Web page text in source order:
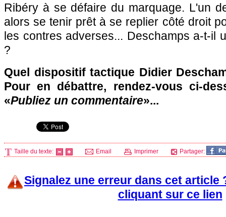
Ribéry à se défaire du marquage. L'un
alors se tenir prêt à se replier côté droit
les contres adverses... Deschamps a-t-il
?
Quel dispositif tactique Didier
Pour en débattre, rendez-vous ci-
«Publiez un commentaire»...
Taille du texte: Email Imprimer Partager:
Signalez une erreur dans cet article
cliquant sur ce lien